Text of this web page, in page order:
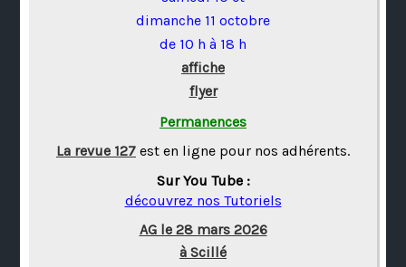
dimanche 11 octobre
de 10 h à 18 h
affiche
flyer
Permanences
La revue 127 est en ligne pour nos adhérents.
Sur You Tube :
découvrez nos Tutoriels
AG le 28 mars 2026
à Scillé